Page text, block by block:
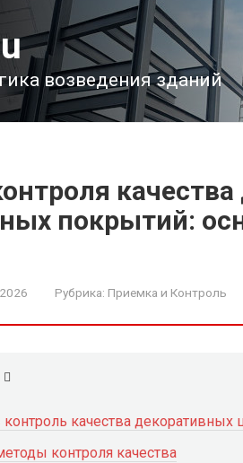
возведения зданий
покрытий:
Рубрика: Приемка и Контроль
качества декоративных
контроля качества